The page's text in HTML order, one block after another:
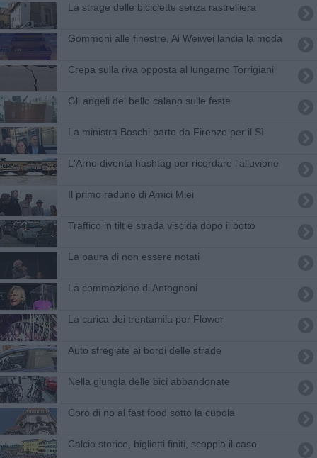
La strage delle biciclette senza rastrelliera
Gommoni alle finestre, Ai Weiwei lancia la moda
Crepa sulla riva opposta al lungarno Torrigiani
​Gli angeli del bello calano sulle feste
La ministra Boschi parte da Firenze per il Sì
L'Arno diventa hashtag per ricordare l'alluvione
Il primo raduno di Amici Miei
Traffico in tilt e strada viscida dopo il botto
La paura di non essere notati
La commozione di Antognoni
La carica dei trentamila per Flower
Auto sfregiate ai bordi delle strade
Nella giungla delle bici abbandonate
Coro di no al fast food sotto la cupola
​Calcio storico, biglietti finiti, scoppia il caso